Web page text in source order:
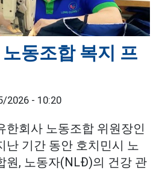
동조합 복지 프
2026 - 10:20
한회사 노동조합 위원장인
난 기간 동안 호치민시 노
원, 노동자(NLĐ)의 건강 관